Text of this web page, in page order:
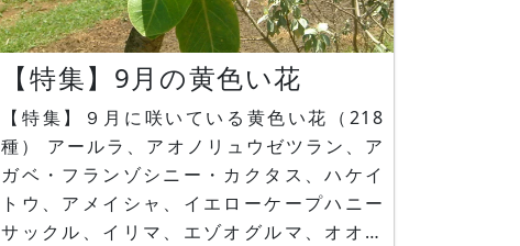
【特集】9月の黄色い花
【特集】９月に咲いている黄色い花（218
種） アールラ、アオノリュウゼツラン、ア
ガベ・フランゾシニー・カクタス、ハケイ
トウ、アメイシャ、イエローケープハニー
サックル、イリマ、エゾオグルマ、オオキ